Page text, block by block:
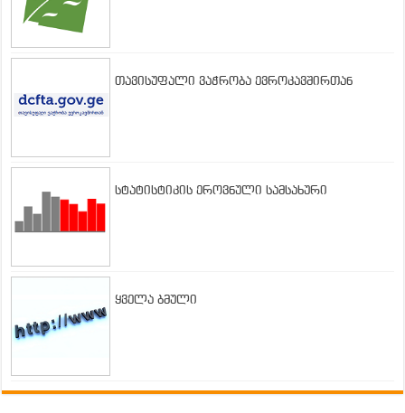
თავისუფალი ვაჭრობა ევროკავშირთან
სტატისტიკის ეროვნული სამსახური
ყველა ბმული